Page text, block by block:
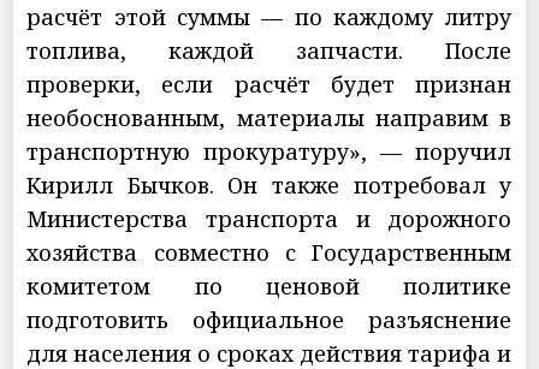
расчёт этой суммы — по каждому литру
топлива, каждой запчасти. После
проверки, если расчёт будет признан
необоснованным, материалы направим в
транспортную прокуратуру», — поручил
Кирилл Бычков. Он также потребовал у
Министерства транспорта и дорожного
хозяйства совместно с Государственным
комитетом по ценовой политике
подготовить официальное разъяснение
для населения о сроках действия тарифа и